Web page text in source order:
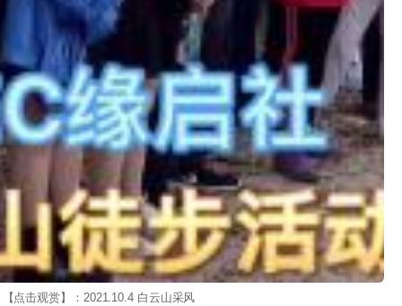
【点击观赏】：2021.10.4 白云山采风